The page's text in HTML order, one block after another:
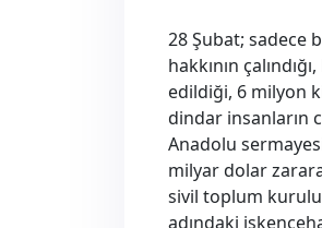
28 Şubat; sadece
hakkının
edildiği, 6 milyon
dindar insanların
Anadolu
milyar dolar
sivil toplum
adındaki